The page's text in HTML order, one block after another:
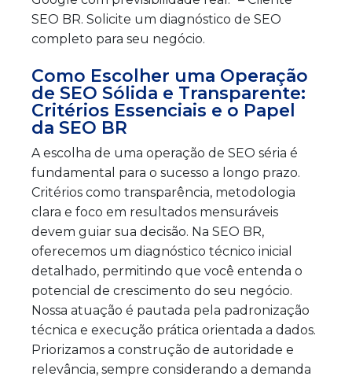
SEO BR. Solicite um diagnóstico de SEO
completo para seu negócio.
Como Escolher uma Operação
de SEO Sólida e Transparente:
Critérios Essenciais e o Papel
da SEO BR
A escolha de uma operação de SEO séria é
fundamental para o sucesso a longo prazo.
Critérios como transparência, metodologia
clara e foco em resultados mensuráveis
devem guiar sua decisão. Na SEO BR,
oferecemos um diagnóstico técnico inicial
detalhado, permitindo que você entenda o
potencial de crescimento do seu negócio.
Nossa atuação é pautada pela padronização
técnica e execução prática orientada a dados.
Priorizamos a construção de autoridade e
relevância, sempre considerando a demanda